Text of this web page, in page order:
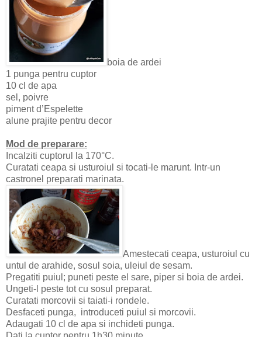
boia de ardei
1 punga pentru cuptor
10 cl de apa
sel, poivre
piment d’Espelette
alune prajite pentru decor
Mod de preparare:
Incalziti cuptorul la 170°C.
Curatati ceapa si usturoiul si tocati-le marunt. Intr-un
castronel preparati marinata.
Amestecati ceapa, usturoiul cu
untul de arahide, sosul soia, uleiul de sesam.
Pregatiti puiul; puneti peste el sare, piper si boia de ardei.
Ungeti-l peste tot cu sosul preparat.
Curatati morcovii si taiati-i rondele.
Desfaceti punga, introduceti puiul si morcovii.
Adaugati 10 cl de apa si inchideti punga.